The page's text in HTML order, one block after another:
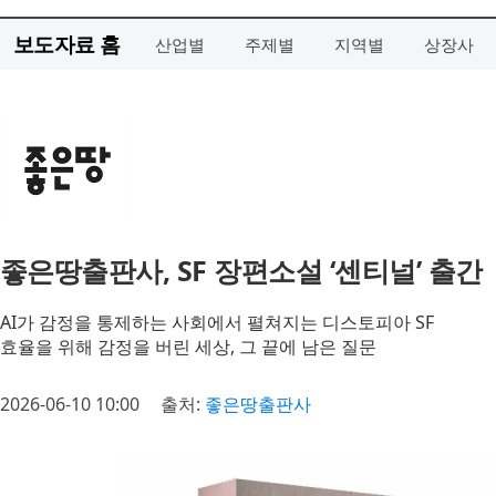
보도자료 홈 산업별 주제별 지역별 상장사
좋은땅출판사, SF 장편소설 ‘센티널’ 출간
AI가 감정을 통제하는 사회에서 펼쳐지는 디스토피아 SF
효율을 위해 감정을 버린 세상, 그 끝에 남은 질문
2026-06-10 10:00 출처: 좋은땅출판사